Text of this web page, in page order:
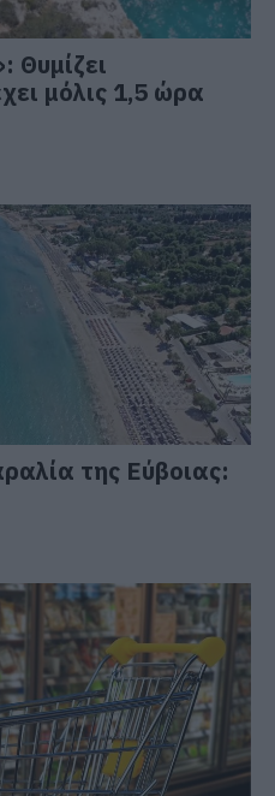
Θυμίζει
μόλις 1,5 ώρα
της Εύβοιας: